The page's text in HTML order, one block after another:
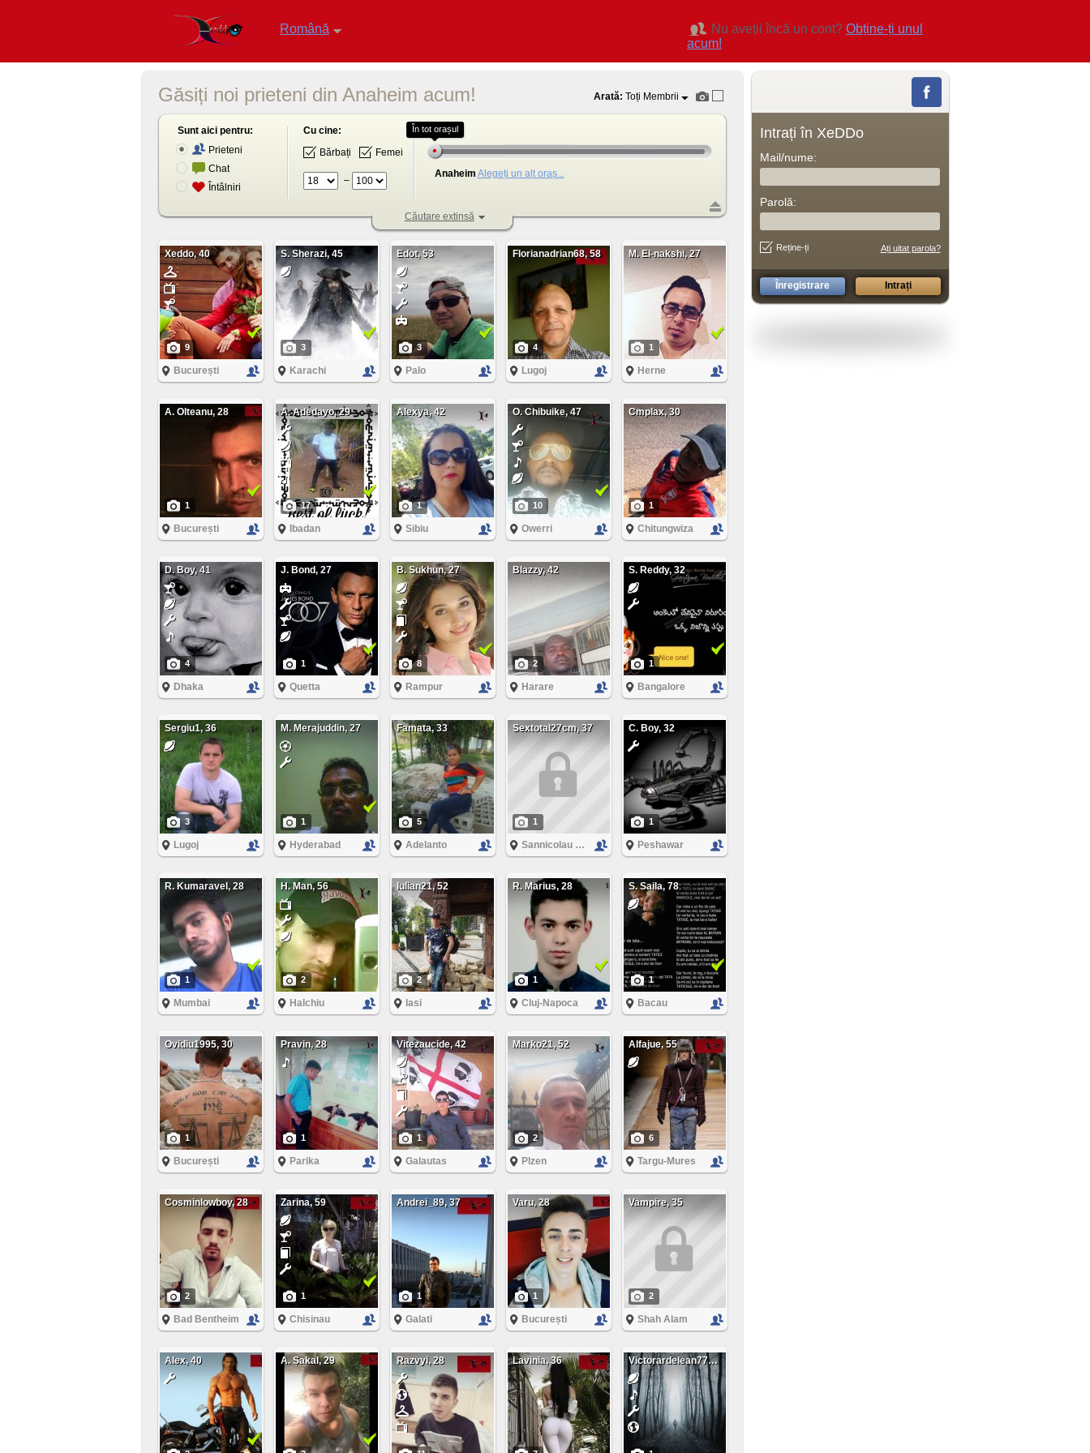
Română Nu aveții încă un cont? Obține-ți unul
acum!
Găsiți noi prieteni din Anaheim acum! Arată: Toți Membrii
Sunt aici pentru:
Prieteni
Chat
Întâlniri
Cu cine:
Bărbați
Femei
‒
În tot orașul
Anaheim Alegeți un alt oraș...
Căutare extinsă
Xeddo, 40
9
București
S. Sherazi, 45
3
Karachi
Edot, 53
3
Palo
Florianadrian68, 58
4
Lugoj
M. El-nakshi, 27
1
Herne
A. Olteanu, 28
1
București
A. Adedayo, 29
17
Ibadan
Alexya, 42
1
Sibiu
O. Chibuike, 47
10
Owerri
Cmplax, 30
1
Chitungwiza
D. Boy, 41
4
Dhaka
J. Bond, 27
1
Quetta
B. Sukhun, 27
8
Rampur
Blazzy, 42
2
Harare
S. Reddy, 32
1
Bangalore
Sergiu1, 36
3
Lugoj
M. Merajuddin, 27
1
Hyderabad
Famata, 33
5
Adelanto
Sextotal27cm, 37
1
Sannicolau Mare
C. Boy, 32
1
Peshawar
R. Kumaravel, 28
1
Mumbai
H. Man, 56
2
Halchiu
Iulian21, 52
2
Iasi
R. Marius, 28
1
Cluj-Napoca
S. Saila, 78
1
Bacau
Ovidiu1995, 30
1
București
Pravin, 28
1
Parika
Vitezaucide, 42
1
Galautas
Marko21, 52
2
Plzen
Alfajue, 55
6
Targu-Mures
Cosminlowboy, 28
2
Bad Bentheim
Zarina, 59
1
Chisinau
Andrei_89, 37
1
Galati
Varu, 28
1
București
Vampire, 35
2
Shah Alam
Alex, 40 A. Șakal, 29 Razvyi, 28 Lavinia, 36 Victorardelean77, 46
Intrați în XeDDo
Mail/nume:
Parolă:
Reține-ți Ați uitat parola?